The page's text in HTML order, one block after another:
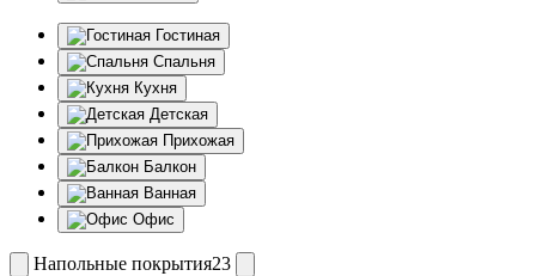
Гостиная
Спальня
Кухня
Детская
Прихожая
Балкон
Ванная
Офис
Напольные покрытия23